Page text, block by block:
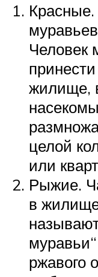
Красные.
Человек
жилище,
целой
или
Рыжие.
в
ржавого